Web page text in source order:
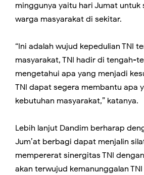
minggunya yaitu hari Jumat untuk
warga masyarakat di sekitar.
“Ini adalah wujud kepedulian TNI
masyarakat, TNI hadir di tengah-
mengetahui apa yang menjadi
TNI dapat segera membantu apa
kebutuhan masyarakat,” katanya.
Lebih lanjut Dandim berharap
Jum’at berbagi dapat menjalin
mempererat sinergitas TNI
akan terwujud kemanunggalan